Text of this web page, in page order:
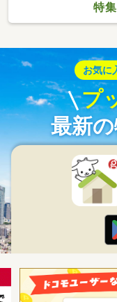
特
お気に
プ
最新